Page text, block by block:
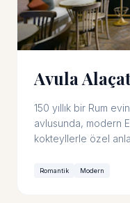
Avula
150 yıllık bir Rum
avlusunda, modern
kokteyllerle özel
Romantik Modern